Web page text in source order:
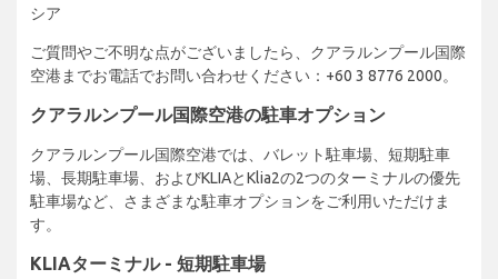
シア
ご質問やご不明な点がございましたら、クアラルンプール国際
空港までお電話でお問い合わせください：+60 3 8776 2000。
クアラルンプール国際空港の駐車オプション
クアラルンプール国際空港では、バレット駐車場、短期駐車
場、長期駐車場、およびKLIAとKlia2の2つのターミナルの優先
駐車場など、さまざまな駐車オプションをご利用いただけま
す。
KLIAターミナル - 短期駐車場